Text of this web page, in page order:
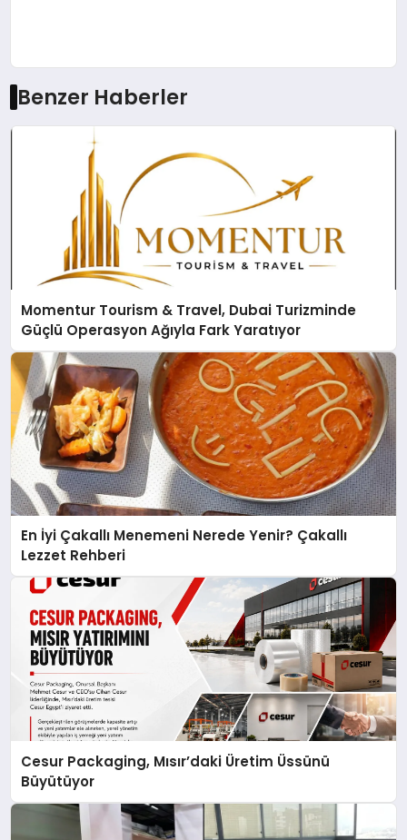
Benzer Haberler
Momentur Tourism & Travel, Dubai Turizminde
Güçlü Operasyon Ağıyla Fark Yaratıyor
En İyi Çakallı Menemeni Nerede Yenir? Çakallı
Lezzet Rehberi
Cesur Packaging, Mısır’daki Üretim Üssünü
Büyütüyor